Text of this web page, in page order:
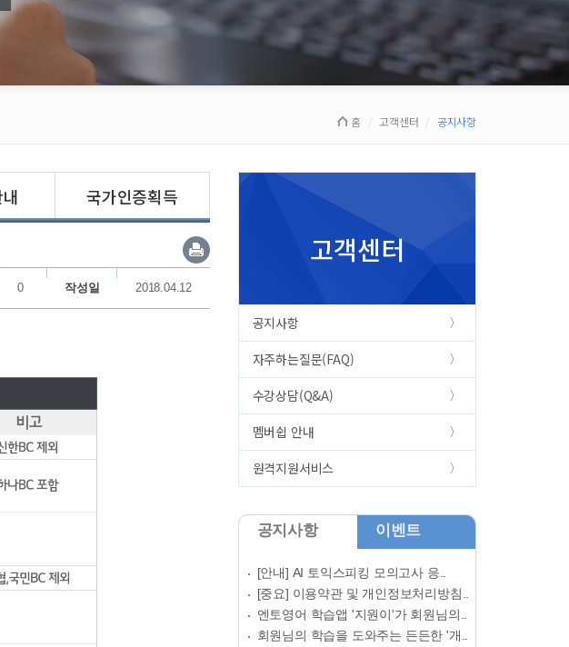
홈 고객센터 공지사항
국가인증획득
0 작성일 2018.04.12
고객센터
공지사항
자주하는질문(FAQ)
수강상담(Q&A)
멤버쉽 안내
원격지원서비스
공지사항 이벤트
[안내] AI 토익스피킹 모의고사 응..
[중요] 이용약관 및 개인정보처리방침..
엔토영어 학습앱 '지원이'가 회원님의..
회원님의 학습을 도와주는 든든한 '개..